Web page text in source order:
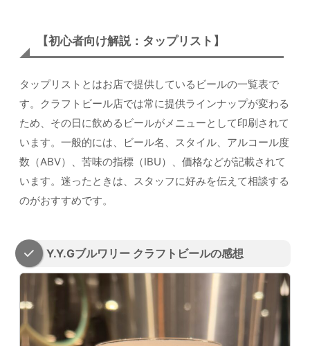
【初心者向け解説：タップリスト】
タップリストとはお店で提供しているビールの一覧表で
す。クラフトビール店では常に提供ラインナップが変わる
ため、その日に飲めるビールがメニューとして印刷されて
います。一般的には、ビール名、スタイル、アルコール度
数（ABV）、苦味の指標（IBU）、価格などが記載されて
います。迷ったときは、スタッフに好みを伝えて相談する
のがおすすめです。
Y.Y.Gブルワリー クラフトビールの感想